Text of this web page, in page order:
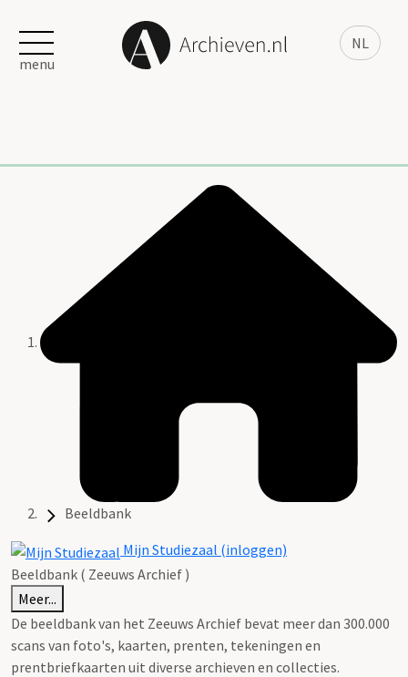
NL
menu
Beeldbank
Mijn Studiezaal (inloggen)
Beeldbank ( Zeeuws Archief )
Meer...
De beeldbank van het Zeeuws Archief bevat meer dan 300.000
scans van foto's, kaarten, prenten, tekeningen en
prentbriefkaarten uit diverse archieven en collecties.